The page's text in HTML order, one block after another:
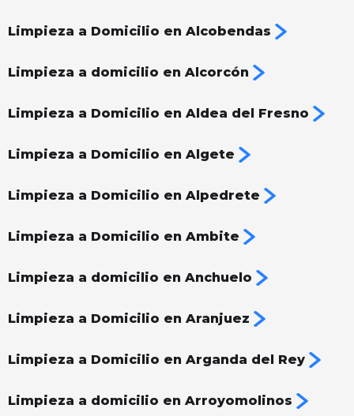
Limpieza a Domicilio en Alcobendas
Limpieza a domicilio en Alcorcón
Limpieza a Domicilio en Aldea del Fresno
Limpieza a Domicilio en Algete
Limpieza a Domicilio en Alpedrete
Limpieza a Domicilio en Ambite
Limpieza a domicilio en Anchuelo
Limpieza a Domicilio en Aranjuez
Limpieza a Domicilio en Arganda del Rey
Limpieza a domicilio en Arroyomolinos